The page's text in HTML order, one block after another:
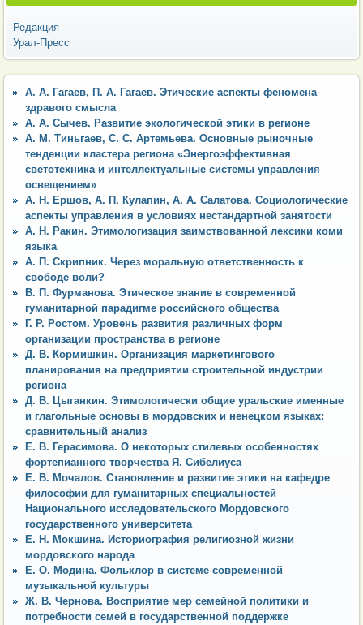
Редакция
Урал-Пресс
А. А. Гагаев, П. А. Гагаев. Этические аспекты феномена
здравого смысла
А. А. Сычев. Развитие экологической этики в регионе
А. М. Тиньгаев, С. С. Артемьева. Основные рыночные
тенденции кластера региона «Энергоэффективная
светотехника и интеллектуальные системы управления
освещением»
А. Н. Ершов, А. П. Кулапин, А. А. Салатова. Социологические
аспекты управления в условиях нестандартной занятости
А. Н. Ракин. Этимологизация заимствованной лексики коми
языка
А. П. Скрипник. Через моральную ответственность к
свободе воли?
В. П. Фурманова. Этическое знание в современной
гуманитарной парадигме российского общества
Г. Р. Ростом. Уровень развития различных форм
организации пространства в регионе
Д. В. Кормишкин. Организация маркетингового
планирования на предприятии строительной индустрии
региона
Д. В. Цыганкин. Этимологически общие уральские именные
и глагольные основы в мордовских и ненецком языках:
сравнительный анализ
Е. В. Герасимова. О некоторых стилевых особенностях
фортепианного творчества Я. Сибелиуса
Е. В. Мочалов. Становление и развитие этики на кафедре
философии для гуманитарных специальностей
Национального исследовательского Мордовского
государственного университета
Е. Н. Мокшина. Историография религиозной жизни
мордовского народа
Е. О. Модина. Фольклор в системе современной
музыкальной культуры
Ж. В. Чернова. Восприятие мер семейной политики и
потребности семей в государственной поддержке